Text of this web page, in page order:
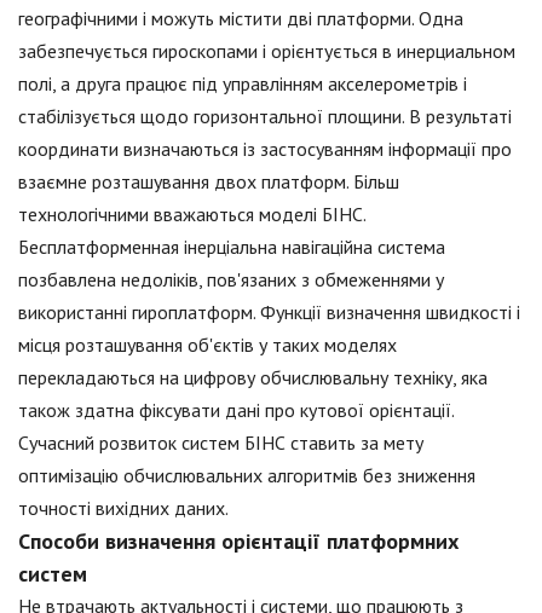
географічними і можуть містити дві платформи. Одна
забезпечується гироскопами і орієнтується в инерциальном
полі, а друга працює під управлінням акселерометрів і
стабілізується щодо горизонтальної площини. В результаті
координати визначаються із застосуванням інформації про
взаємне розташування двох платформ. Більш
технологічними вважаються моделі БІНС.
Бесплатформенная інерціальна навігаційна система
позбавлена недоліків, пов'язаних з обмеженнями у
використанні гироплатформ. Функції визначення швидкості і
місця розташування об'єктів у таких моделях
перекладаються на цифрову обчислювальну техніку, яка
також здатна фіксувати дані про кутової орієнтації.
Сучасний розвиток систем БІНС ставить за мету
оптимізацію обчислювальних алгоритмів без зниження
точності вихідних даних.
Способи визначення орієнтації платформних
систем
Не втрачають актуальності і системи, що працюють з